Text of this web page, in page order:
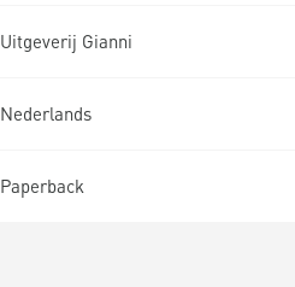
Uitgeverij Gianni
Nederlands
Paperback